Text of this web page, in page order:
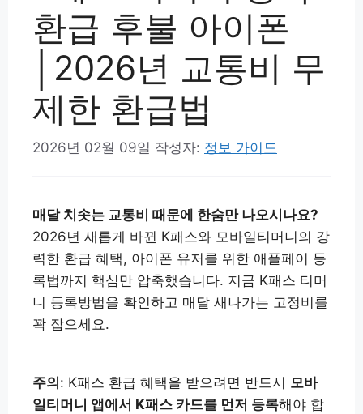
환급 후불 아이폰
│2026년 교통비 무
제한 환급법
2026년 02월 09일 작성자: 정보 가이드
매달 치솟는 교통비 때문에 한숨만 나오시나요?
2026년 새롭게 바뀐 K패스와 모바일티머니의 강
력한 환급 혜택, 아이폰 유저를 위한 애플페이 등
록법까지 핵심만 압축했습니다. 지금 K패스 티머
니 등록방법을 확인하고 매달 새나가는 고정비를
꽉 잡으세요.
주의 : K패스 환급 혜택을 받으려면 반드시 모바
일티머니 앱에서 K패스 카드를 먼저 등록해야 합